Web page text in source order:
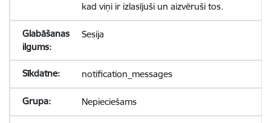
kad viņi ir izlasījuši un aizvēruši tos.
Sesija
notification_messages
Nepieciešams